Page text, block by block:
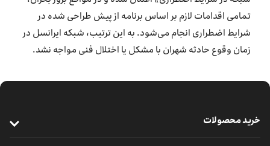
تمامی اقدامات لازم بر اساس برنامه از پیش طراحی شده در
شرایط اضطراری انجام می‌شود. به این ترتیب، شبکه ایرانسل در
زمان وقوع حادثه شهران با مشکل یا اختلال فنی مواجه نشد.
خرید محصولات